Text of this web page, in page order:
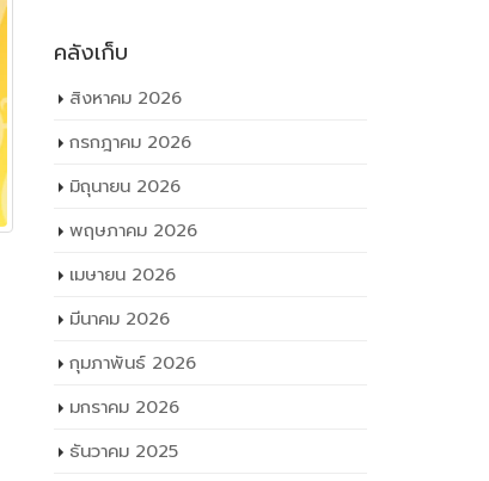
คลังเก็บ
สิงหาคม 2026
กรกฎาคม 2026
มิถุนายน 2026
พฤษภาคม 2026
เมษายน 2026
มีนาคม 2026
กุมภาพันธ์ 2026
มกราคม 2026
ธันวาคม 2025